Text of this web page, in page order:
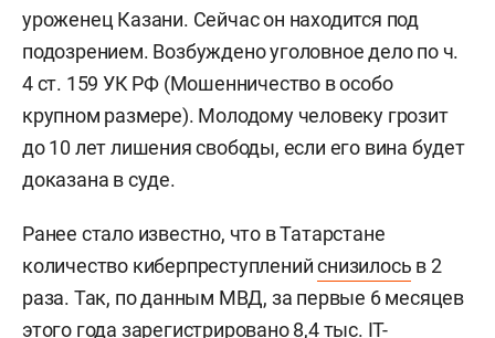
уроженец Казани. Сейчас он находится под
подозрением. Возбуждено уголовное дело по ч.
4 ст. 159 УК РФ (Мошенничество в особо
крупном размере). Молодому человеку грозит
до 10 лет лишения свободы, если его вина будет
доказана в суде.
Ранее стало известно, что в Татарстане
количество киберпреступленийснизилось в 2
раза. Так, по данным МВД, за первые 6 месяцев
этого года зарегистрировано 8,4 тыс. IT-